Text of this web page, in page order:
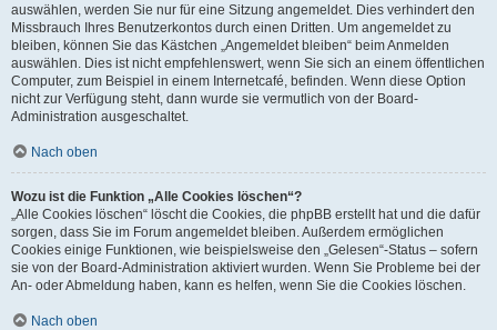
auswählen, werden Sie nur für eine Sitzung angemeldet. Dies verhindert den
Missbrauch Ihres Benutzerkontos durch einen Dritten. Um angemeldet zu
bleiben, können Sie das Kästchen „Angemeldet bleiben“ beim Anmelden
auswählen. Dies ist nicht empfehlenswert, wenn Sie sich an einem öffentlichen
Computer, zum Beispiel in einem Internetcafé, befinden. Wenn diese Option
nicht zur Verfügung steht, dann wurde sie vermutlich von der Board-
Administration ausgeschaltet.
Nach oben
Wozu ist die Funktion „Alle Cookies löschen“?
„Alle Cookies löschen“ löscht die Cookies, die phpBB erstellt hat und die dafür
sorgen, dass Sie im Forum angemeldet bleiben. Außerdem ermöglichen
Cookies einige Funktionen, wie beispielsweise den „Gelesen“-Status – sofern
sie von der Board-Administration aktiviert wurden. Wenn Sie Probleme bei der
An- oder Abmeldung haben, kann es helfen, wenn Sie die Cookies löschen.
Nach oben